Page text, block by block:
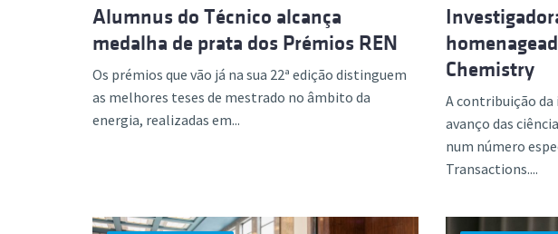
Alumnus do Técnico alcança
medalha de prata dos Prémios REN
Os prémios que vão já na sua 22ª edição distinguem
as melhores teses de mestrado no âmbito da
energia, realizadas em...
Chemistry
A contribuição da
avanço das
num número
Transactions....